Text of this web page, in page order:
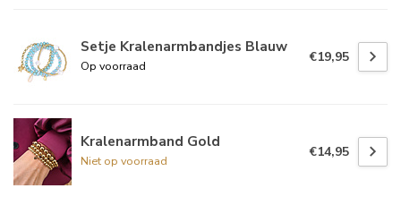
Setje Kralenarmbandjes Blauw
Op voorraad
€19,95
Kralenarmband Gold
Niet op voorraad
€14,95